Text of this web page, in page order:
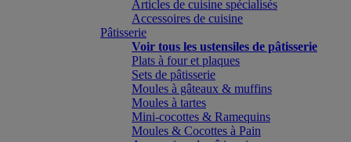
Articles de cuisine spécialisés
Accessoires de cuisine
Pâtisserie
Voir tous les ustensiles de pâtisserie
Plats à four et plaques
Sets de pâtisserie
Moules à gâteaux & muffins
Moules à tartes
Mini-cocottes & Ramequins
Moules & Cocottes à Pain